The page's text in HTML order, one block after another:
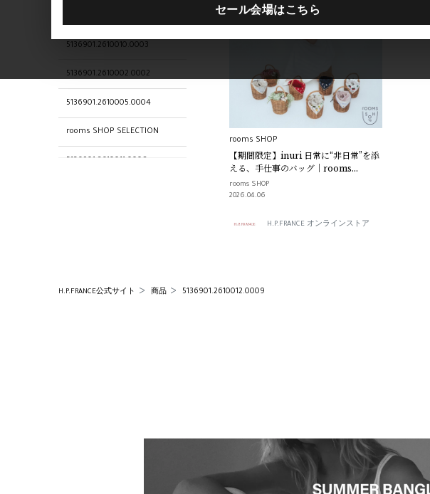
5136901.2610010.0003
5136901.2610002.0002
5136901.2610005.0004
rooms SHOP SELECTION
rooms SHOP
【期間限定】inuri 日常に“非日常”を添
える、手仕事のバッグ｜rooms
SHOP
rooms SHOP
2026.04.06
H.P.FRANCE オンラインストア
H.P.FRANCE公式サイト 商品 5136901.2610012.0009